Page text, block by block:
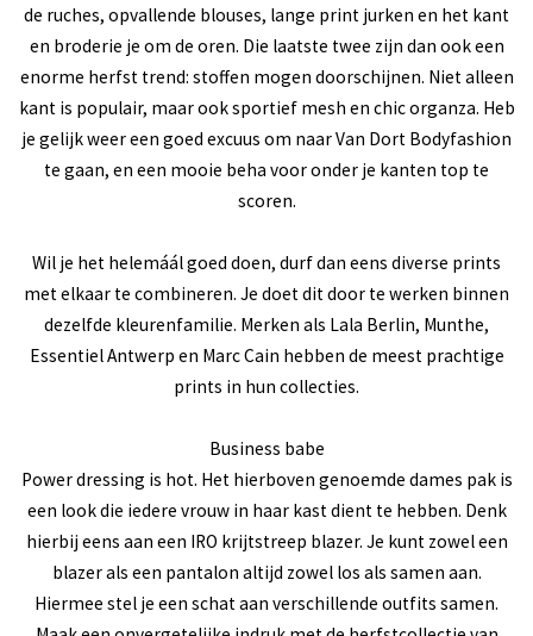
de ruches, opvallende blouses, lange print jurken en het kant
en broderie je om de oren. Die laatste twee zijn dan ook een
enorme herfst trend: stoffen mogen doorschijnen. Niet alleen
kant is populair, maar ook sportief mesh en chic organza. Heb
je gelijk weer een goed excuus om naar Van Dort Bodyfashion
te gaan, en een mooie beha voor onder je kanten top te
scoren.
Wil je het helemáál goed doen, durf dan eens diverse prints
met elkaar te combineren. Je doet dit door te werken binnen
dezelfde kleurenfamilie. Merken als Lala Berlin, Munthe,
Essentiel Antwerp en Marc Cain hebben de meest prachtige
prints in hun collecties.
Business babe
Power dressing is hot. Het hierboven genoemde dames pak is
een look die iedere vrouw in haar kast dient te hebben. Denk
hierbij eens aan een IRO krijtstreep blazer. Je kunt zowel een
blazer als een pantalon altijd zowel los als samen aan.
Hiermee stel je een schat aan verschillende outfits samen.